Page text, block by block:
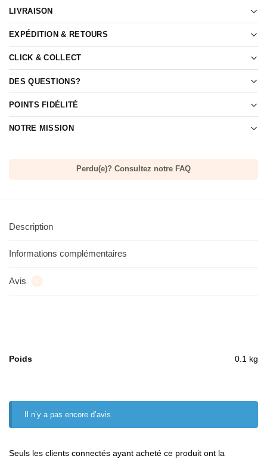
LIVRAISON
EXPÉDITION & RETOURS
CLICK & COLLECT
DES QUESTIONS?
POINTS FIDÉLITÉ
NOTRE MISSION
Perdu(e)? Consultez notre FAQ
Description
Informations complémentaires
Avis 0
Poids 0.1 kg
Il n’y a pas encore d’avis.
Seuls les clients connectés ayant acheté ce produit ont la